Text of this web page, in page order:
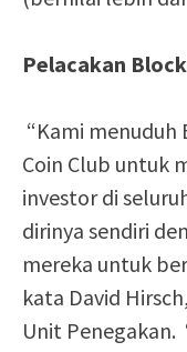
Pelacakan
“Kami menuduh
Coin Club untuk
investor di
dirinya sendiri
mereka untuk
kata David
​​Unit